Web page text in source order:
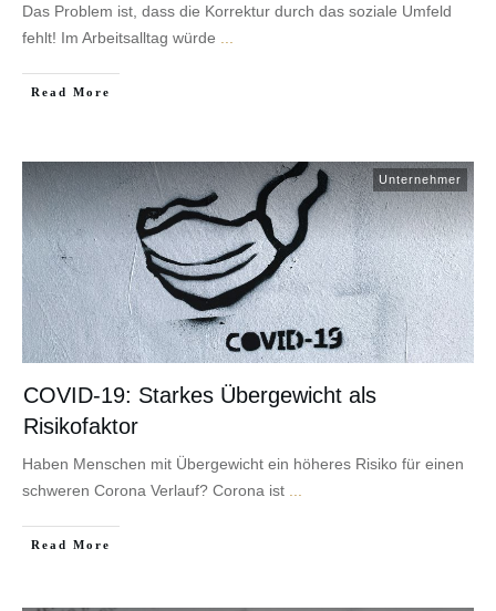
Das Problem ist, dass die Korrektur durch das soziale Umfeld
fehlt! Im Arbeitsalltag würde
​Read More
Unternehmer
COVID-19: Starkes Übergewicht als
Risikofaktor
Haben Menschen mit Übergewicht ein höheres Risiko für einen
schweren Corona Verlauf? Corona ist
​Read More
mehr.
Cookie-Informationen anzeigen